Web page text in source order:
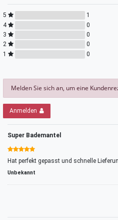
5
1
4
0
3
0
2
0
1
0
Melden Sie sich an, um eine
Anmelden
Super Bademantel
Hat perfekt gepasst und schnelle
Unbekannt